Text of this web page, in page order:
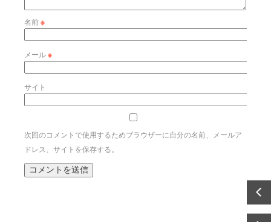
名前※
メール※
サイト
次回のコメントで使用するためブラウザーに自分の名前、メールア
ドレス、サイトを保存する。